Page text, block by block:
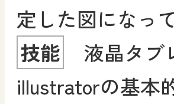
定した図になっ
技能
液晶タブ
illustratorの基本